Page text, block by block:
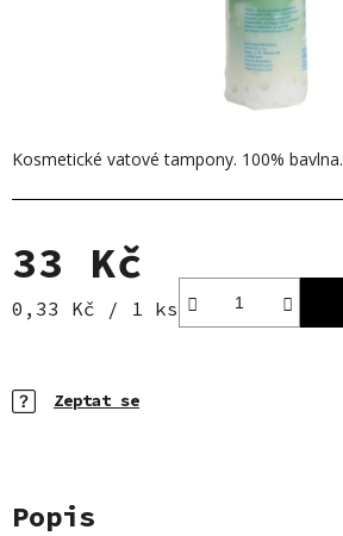
Kosmetické vatové tampony. 100% bavlna.
33 Kč
Měrná cena:
0,33 Kč / 1 ks
Zeptat se
Popis